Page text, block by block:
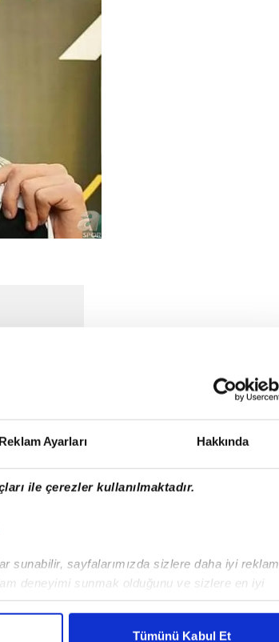
Reklam Ayarları Hakkında
ile çerezler kullanılmaktadır.
sayfalarımızda sizlere daha iyi reklam
deneyimi sunmak olduğunu ve sizlere en iyi
reklamların maliyetlerimizi karşılamak
Tümünü Kabul Et